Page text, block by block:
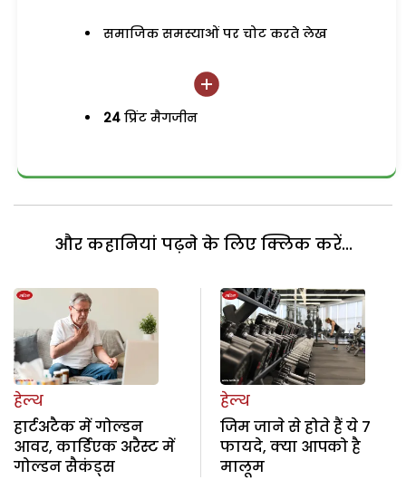
समाजिक समस्याओं पर चोट करते लेख
24 प्रिंट मैगजीन
और कहानियां पढ़ने के लिए क्लिक करें...
हेल्थ
हार्टअटैक में गोल्डन
आवर, कार्डिएक अरैस्ट में
गोल्डन सैकंड्स
हेल्थ
जिम जाने से होते हैं ये 7
फायदे, क्या आपको है
मालूम